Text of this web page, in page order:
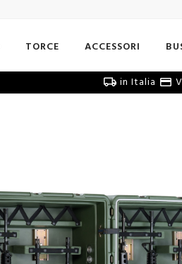
TORCE ACCESSORI
in Italia